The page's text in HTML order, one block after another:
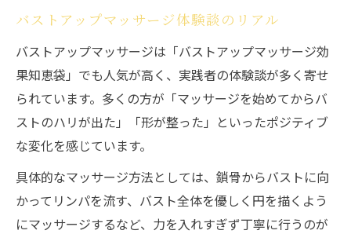
バストアップマッサージ体験談のリアル
バストアップマッサージは「バストアップマッサージ効
果知恵袋」でも人気が高く、実践者の体験談が多く寄せ
られています。多くの方が「マッサージを始めてからバ
ストのハリが出た」「形が整った」といったポジティブ
な変化を感じています。
具体的なマッサージ方法としては、鎖骨からバストに向
かってリンパを流す、バスト全体を優しく円を描くよう
にマッサージするなど、力を入れすぎず丁寧に行うのが